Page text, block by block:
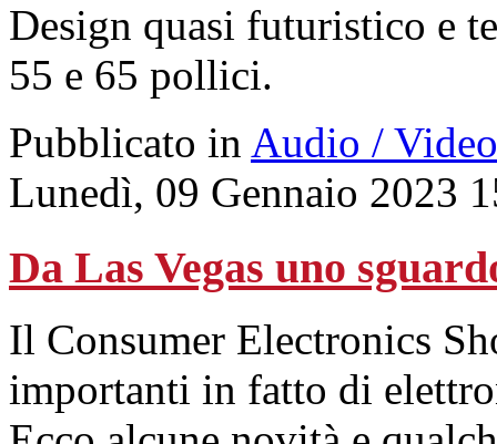
Design quasi futuristico e
55 e 65 pollici.
Pubblicato in Audio / Video
Lunedì, 09 Gennaio 2023
Da Las Vegas uno
Il Consumer Electronics
importanti in fatto di